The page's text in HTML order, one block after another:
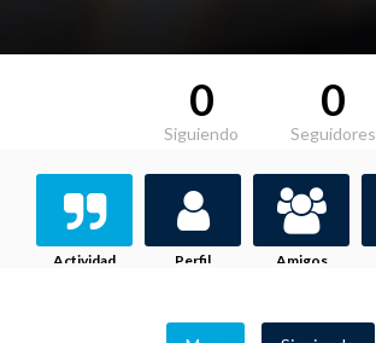
0
Siguiendo
0
Seguidores
Actividad Perfil Amigos